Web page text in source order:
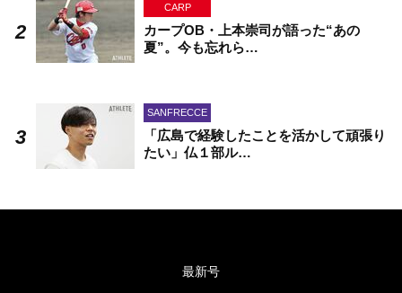
CARP
カープOB・上本崇司が語った“あの
夏”。今も忘れら…
SANFRECCE
「広島で経験したことを活かして頑張り
たい」仏１部ル…
最新号